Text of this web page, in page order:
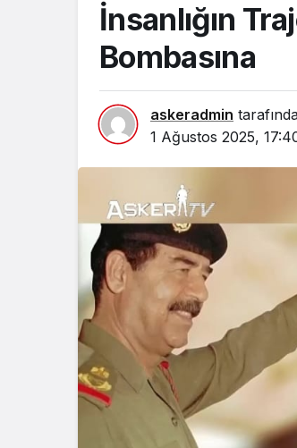
İnsanlığın
Bombasına
askeradmin
1 Ağustos 2025,